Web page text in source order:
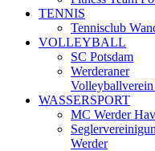
TENNIS
Tennisclub
VOLLEYBALL
SC Potsdam
Werderaner
WASSERSPORT
MC Werder
Werder